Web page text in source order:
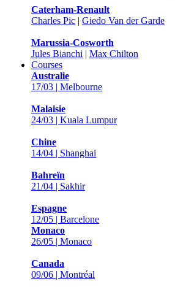
Caterham-Renault
Charles Pic | Giedo Van der Garde
Marussia-Cosworth
Jules Bianchi | Max Chilton
Courses
Australie
17/03 | Melbourne
Malaisie
24/03 | Kuala Lumpur
Chine
14/04 | Shanghai
Bahreïn
21/04 | Sakhir
Espagne
12/05 | Barcelone
Monaco
26/05 | Monaco
Canada
09/06 | Montréal